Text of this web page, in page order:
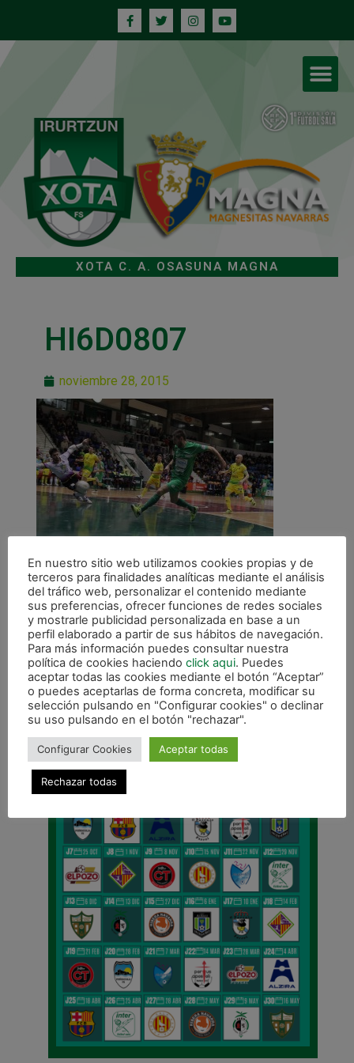
XOTA C. A. OSASUNA MAGNA
HI6D0807
noviembre 28, 2015
ANTERIOR
Victoria (2-0) Ante Jaén FS y clasificados para la Copa de España
CALENDARIO DE LIGA
En nuestro sitio web utilizamos cookies propias y de
terceros para finalidades analíticas mediante el análisis
del tráfico web, personalizar el contenido mediante
sus preferencias, ofrecer funciones de redes sociales
y mostrarle publicidad personalizada en base a un
perfil elaborado a partir de sus hábitos de navegación.
Para más información puedes consultar nuestra
política de cookies haciendo click aqui. Puedes
aceptar todas las cookies mediante el botón “Aceptar”
o puedes aceptarlas de forma concreta, modificar su
selección pulsando en "Configurar cookies" o declinar
su uso pulsando en el botón "rechazar".
Configurar Cookies Aceptar todas
Rechazar todas